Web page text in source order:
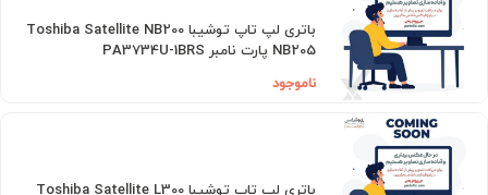
باتری لپ تاپ توشیبا Toshiba Satellite NB200
NB205 پارت نامبر PA3734U-1BRS
ناموجود
باتری لپ تاپ توشیبا Toshiba Satellite L300